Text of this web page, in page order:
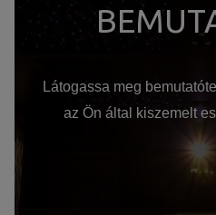
Látogassa meg
az Ön által kiszemelt